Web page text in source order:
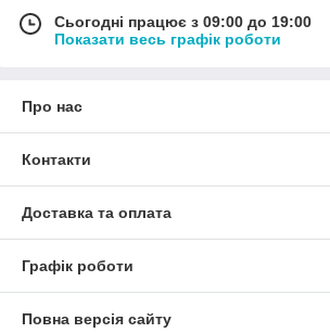
Сьогодні працює з 09:00 до 19:00
Показати весь графік роботи
Про нас
Контакти
Доставка та оплата
Графік роботи
Повна версія сайту